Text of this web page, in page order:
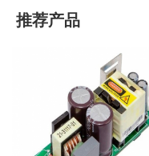
推荐产品